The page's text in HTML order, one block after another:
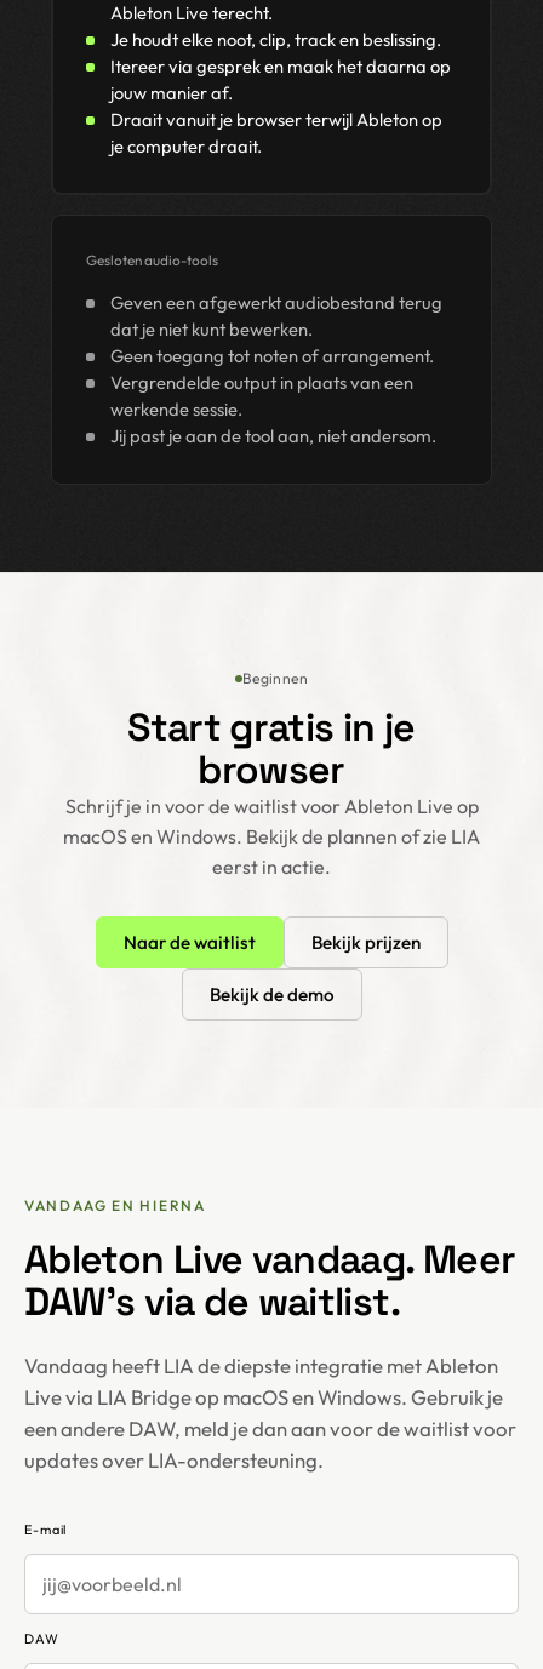
Ableton Live terecht.
Je houdt elke noot, clip, track en beslissing.
Itereer via gesprek en maak het daarna op
jouw manier af.
Draait vanuit je browser terwijl Ableton op
je computer draait.
Gesloten audio-tools
Geven een afgewerkt audiobestand terug
dat je niet kunt bewerken.
Geen toegang tot noten of arrangement.
Vergrendelde output in plaats van een
werkende sessie.
Jij past je aan de tool aan, niet andersom.
Beginnen
Start gratis in je
browser
Schrijf je in voor de waitlist voor Ableton Live op
macOS en Windows. Bekijk de plannen of zie LIA
eerst in actie.
Naar de waitlist Bekijk prijzen
Bekijk de demo
VANDAAG EN HIERNA
Ableton Live vandaag. Meer
DAW's via de waitlist.
Vandaag heeft LIA de diepste integratie met Ableton
Live via LIA Bridge op macOS en Windows. Gebruik je
een andere DAW, meld je dan aan voor de waitlist voor
updates over LIA-ondersteuning.
E-mail
DAW